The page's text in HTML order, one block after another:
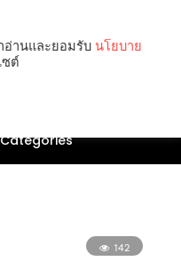
Categories
142
อ่านและยอมรับ นโยบาย
ซต์